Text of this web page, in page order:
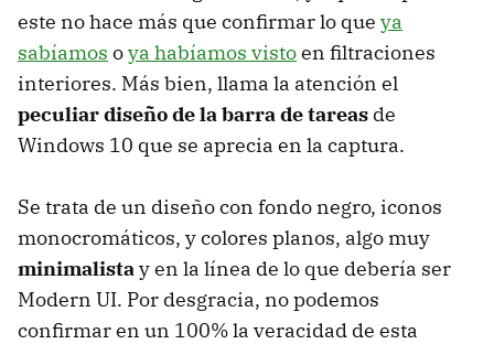
este no hace más que confirmar lo que ya
sabíamos oya habíamos vistoen filtraciones
interiores. Más bien, llama la atención el
peculiar diseño de la barra de tareas de
Windows 10 que se aprecia en la captura.
Se trata de un diseño con fondo negro, iconos
monocromáticos, y colores planos, algo muy
minimalistay en la línea de lo que debería ser
Modern UI. Por desgracia, no podemos
confirmar en un 100% la veracidad de esta